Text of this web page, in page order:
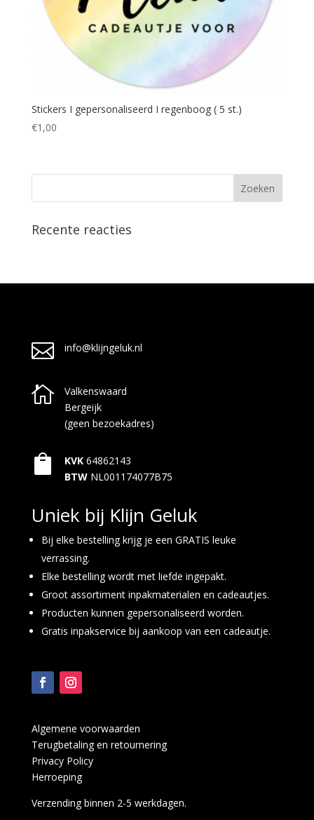
Stickers I gepersonaliseerd I regenboog ( 5 st.)
€1,00
Recente reacties
 info@klijngeluk.nl

Valkenswaard
Bergeijk
(geen bezoekadres)
 KVK 64862143
BTW NL001174077B75
Uniek bij Klijn Geluk
Bij elke bestelling krijg je een GRATIS leuke
verrassing.
Elke bestelling wordt met liefde ingepakt.
Groot assortiment inpakmaterialen en cadeautjes.
Producten kunnen gepersonaliseerd worden.
Gratis inpakservice bij aankoop van een cadeautje.
Algemene voorwaarden
Terugbetaling en retournering
Privacy Policy
Herroeping
Verzending binnen 2-5 werkdagen.